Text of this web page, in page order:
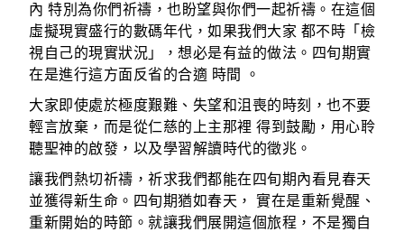
內 特別為你們祈禱，也盼望與你們一起祈禱。在這個
虛擬現實盛行的數碼年代，如果我們大家 都不時「檢
視自己的現實狀況」，想必是有益的做法。四旬期實
在是進行這方面反省的合適 時間 。
大家即使處於極度艱難、失望和沮喪的時刻，也不要
輕言放棄，而是從仁慈的上主那裡 得到鼓勵，用心聆
聽聖神的啟發，以及學習解讀時代的徵兆。
讓我們熱切祈禱，祈求我們都能在四旬期內看見春天
並獲得新生命。四旬期猶如春天， 實在是重新覺醒、
重新開始的時節。就讓我們展開這個旅程，不是獨自